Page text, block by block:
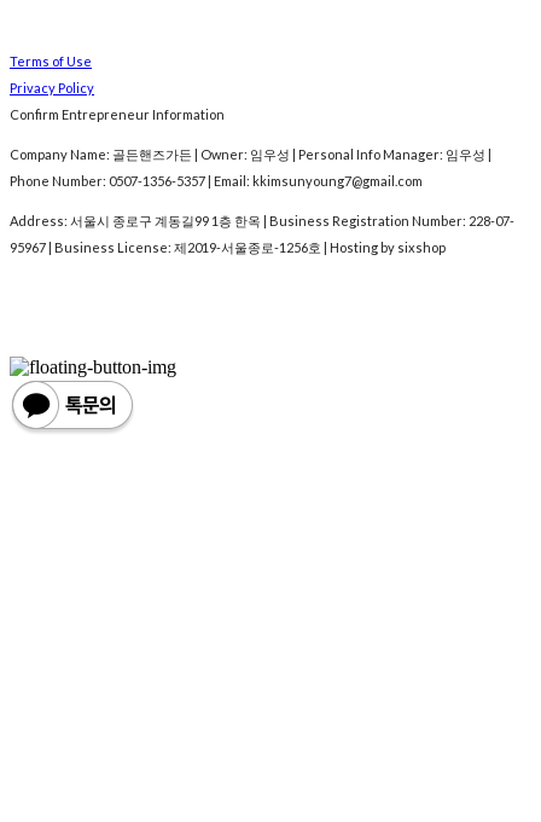
Terms of Use
Privacy Policy
Confirm Entrepreneur Information
Company Name: 골든핸즈가든 | Owner: 임우성 | Personal Info Manager: 임우성 |
Phone Number: 0507-1356-5357 | Email: kkimsunyoung7@gmail.com
Address: 서울시 종로구 계동길99 1층 한옥 | Business Registration Number: 228-07-
95967 | Business License: 제2019-서울종로-1256호 | Hosting by sixshop